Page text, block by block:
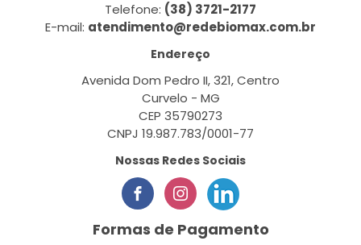
Telefone: (38) 3721-2177
E-mail: atendimento@redebiomax.com.br
Endereço
Avenida Dom Pedro II, 321, Centro
Curvelo - MG
CEP 35790273
CNPJ 19.987.783/0001-77
Nossas Redes Sociais
Formas de Pagamento